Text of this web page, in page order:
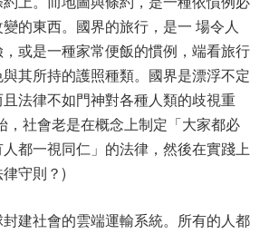
的東西。國界的旅行，是一 場令人
或是一種家常便飯的慣例，端看旅行
其所持的護照種類。國界是漂浮不定
法律不如門神對各種人類的歧視重
，社會老是在概念上制定「大家都必
都一視同仁」的法律，然後在實踐上
守則？)
建社會的雲端運輸系統。所有的人都